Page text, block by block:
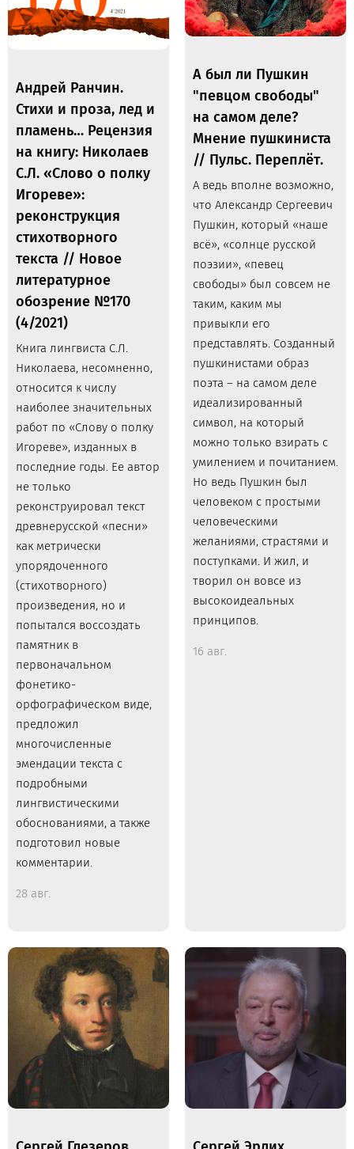
Андрей Ранчин.
Стихи и проза, лед и
пламень… Рецензия
на книгу: Николаев
С.Л. «Слово о полку
Игореве»:
реконструкция
стихотворного
текста // Новое
литературное
обозрение №170
(4/2021)
Книга лингвиста С.Л.
Николаева, несомненно,
относится к числу
наиболее значительных
работ по «Слову о полку
Игореве», изданных в
последние годы. Ее автор
не только
реконструировал текст
древнерусской «песни»
как метрически
упорядоченного
(стихотворного)
произведения, но и
попытался воссоздать
памятник в
первоначальном
фонетико-
орфографическом виде,
предложил
многочисленные
эмендации текста с
подробными
лингвистическими
обоснованиями, а также
подготовил новые
комментарии.
28 авг.
А был ли Пушкин
"певцом свободы"
на самом деле?
Мнение пушкиниста
// Пульс. Переплёт.
А ведь вполне возможно,
что Александр Сергеевич
Пушкин, который «наше
всё», «солнце русской
поэзии», «певец
свободы» был совсем не
таким, каким мы
привыкли его
представлять. Созданный
пушкинистами образ
поэта – на самом деле
идеализированный
символ, на который
можно только взирать с
умилением и почитанием.
Но ведь Пушкин был
человеком с простыми
человеческими
желаниями, страстями и
поступками. И жил, и
творил он вовсе из
высокоидеальных
принципов.
16 авг.